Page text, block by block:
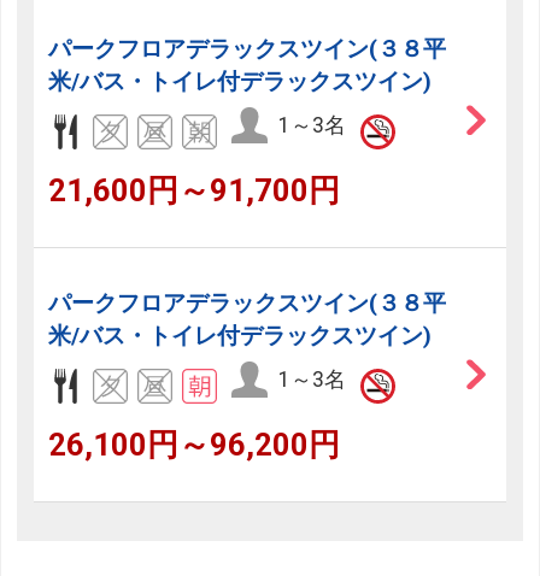
パークフロアデラックスツイン(３８平
米/バス・トイレ付デラックスツイン)
1～3名
21,600円～91,700円
パークフロアデラックスツイン(３８平
米/バス・トイレ付デラックスツイン)
1～3名
26,100円～96,200円